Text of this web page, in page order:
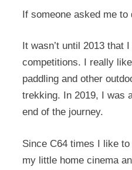
If someone asked me
It wasn’t until 2013 that
competitions. I really
paddling and other
trekking. In 2019, I was
end of the journey.
Since C64 times I like
my little home cinema